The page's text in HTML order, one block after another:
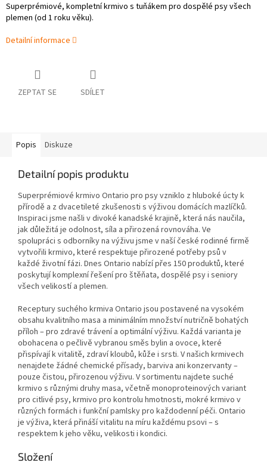
Superprémiové, kompletní krmivo s tuňákem pro dospělé psy všech
plemen (od 1 roku věku).
Detailní informace
ZEPTAT SE SDÍLET
Popis Diskuze
Detailní popis produktu
Superprémiové krmivo Ontario pro psy vzniklo z hluboké úcty k
přírodě a z dvacetileté zkušenosti s výživou domácích mazlíčků.
Inspiraci jsme našli v divoké kanadské krajině, která nás naučila,
jak důležitá je odolnost, síla a přirozená rovnováha. Ve
spolupráci s odborníky na výživu jsme v naší české rodinné firmě
vytvořili krmivo, které respektuje přirozené potřeby psů v
každé životní fázi. Dnes Ontario nabízí přes 150 produktů, které
poskytují komplexní řešení pro štěňata, dospělé psy i seniory
všech velikostí a plemen.
Receptury suchého krmiva Ontario jsou postavené na vysokém
obsahu kvalitního masa a minimálním množství nutričně bohatých
příloh – pro zdravé trávení a optimální výživu. Každá varianta je
obohacena o pečlivě vybranou směs bylin a ovoce, které
přispívají k vitalitě, zdraví kloubů, kůže i srsti. V našich krmivech
nenajdete žádné chemické přísady, barviva ani konzervanty –
pouze čistou, přirozenou výživu. V sortimentu najdete suché
krmivo s různými druhy masa, včetně monoproteinových variant
pro citlivé psy, krmivo pro kontrolu hmotnosti, mokré krmivo v
různých formách i funkční pamlsky pro každodenní péči. Ontario
je výživa, která přináší vitalitu na míru každému psovi – s
respektem k jeho věku, velikosti i kondici.
Složení